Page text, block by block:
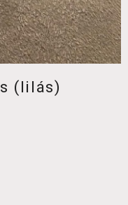
(lilás)